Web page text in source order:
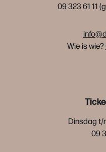
09 323 61 11
Wie is wie?
Dinsdag t/
09